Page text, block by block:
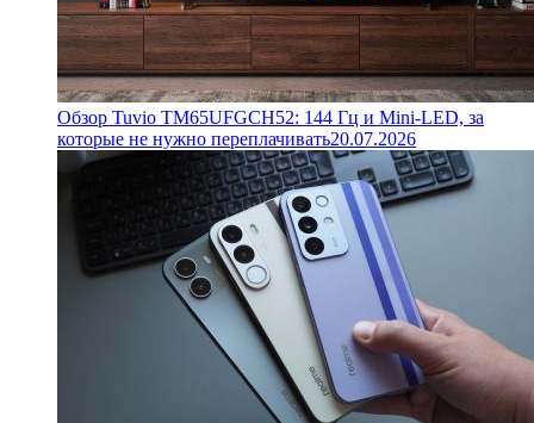
Обзор Tuvio TM65UFGCH52: 144 Гц и Mini-LED, за
которые не нужно переплачивать20.07.2026